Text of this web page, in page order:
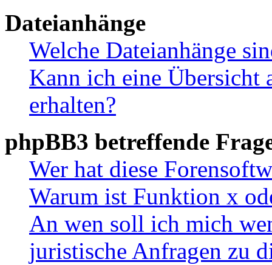
Dateianhänge
Welche Dateianhänge
Kann ich eine Übersicht
erhalten?
phpBB3 betreffende
Wer hat diese
Warum ist Funktion x
An wen soll ich mich
juristische Anfragen zu